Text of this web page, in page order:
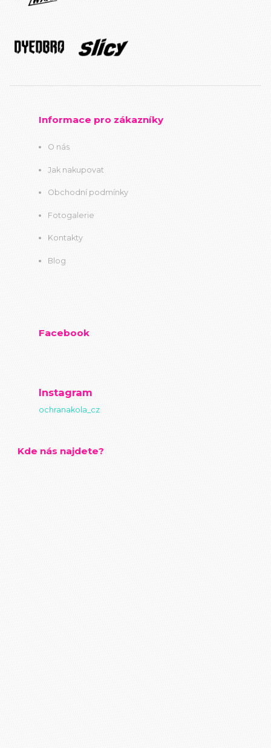
Informace pro zákazníky
O nás
Jak nakupovat
Obchodní podmínky
Fotogalerie
Kontakty
Blog
Facebook
Instagram
ochranakola_cz
Kde nás najdete?